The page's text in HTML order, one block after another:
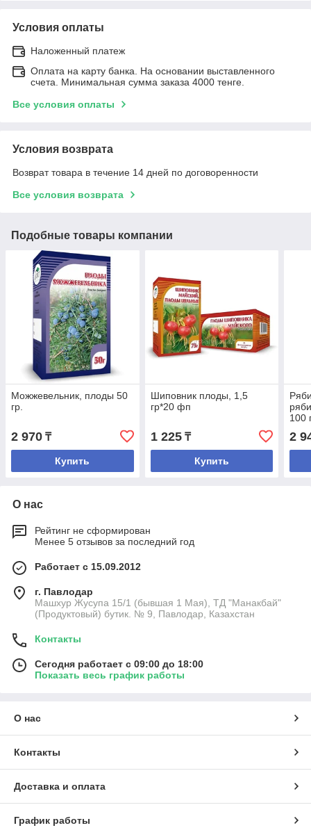
Условия оплаты
Наложенный платеж
Оплата на карту банка. На основании выставленного
счета. Минимальная сумма заказа 4000 тенге.
Все условия оплаты
Условия возврата
Возврат товара в течение 14 дней по договоренности
Все условия возврата
Подобные товары компании
Можжевельник, плоды 50
гр.
2 970 ₸
Купить
Шиповник плоды, 1,5
гр*20 фп
1 225₸
Купить
100
2
О нас
Рейтинг не сформирован
Менее 5 отзывов за последний год
Работает с 15.09.2012
г. Павлодар
Машхур Жусупа 15/1 (бывшая 1 Мая), ТД "Манакбай"
(Продуктовый) бутик. № 9, Павлодар, Казахстан
Контакты
Сегодня работает с 09:00 до 18:00
Показать весь график работы
О нас
Контакты
Доставка и оплата
График работы